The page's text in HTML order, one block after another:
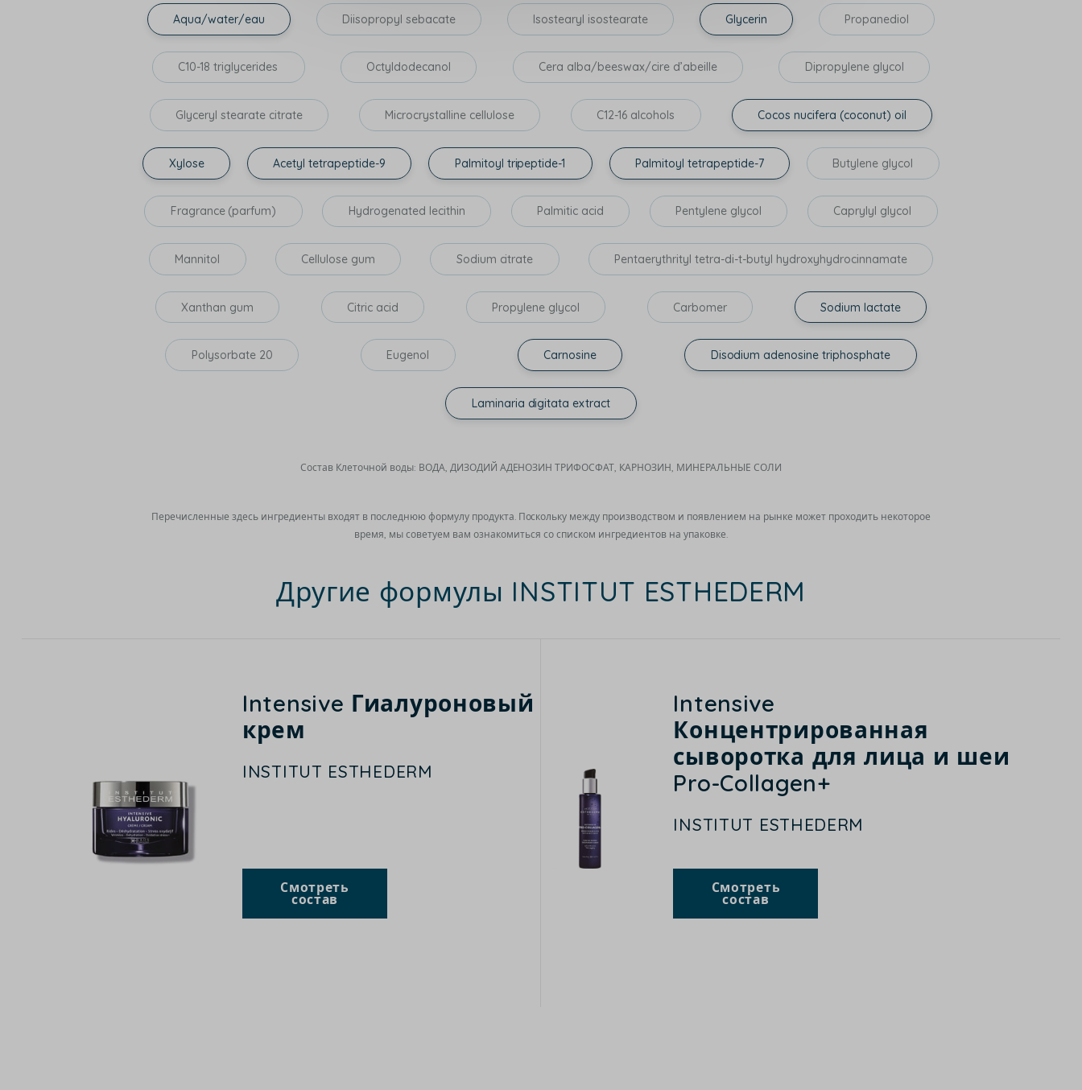
Aqua/water/eau Diisopropyl sebacate Isostearyl isostearate Glycerin Propanediol
C10-18 triglycerides Octyldodecanol Cera alba/beeswax/cire d’abeille Dipropylene glycol
Glyceryl stearate citrate Microcrystalline cellulose C12-16 alcohols Cocos nucifera (coconut) oil
Xylose Acetyl tetrapeptide-9 Palmitoyl tripeptide-1 Palmitoyl tetrapeptide-7 Butylene glycol
Fragrance (parfum) Hydrogenated lecithin Palmitic acid Pentylene glycol Caprylyl glycol
Mannitol Cellulose gum Sodium citrate Pentaerythrityl tetra-di-t-butyl hydroxyhydrocinnamate
Xanthan gum Citric acid Propylene glycol Carbomer Sodium lactate
Polysorbate 20 Eugenol Carnosine Disodium adenosine triphosphate
Laminaria digitata extract
Состав Клеточной воды: ВОДА, ДИЗОДИЙ АДЕНОЗИН ТРИФОСФАТ, КАРНОЗИН, МИНЕРАЛЬНЫЕ СОЛИ
Перечисленные здесь ингредиенты входят в последнюю формулу продукта. Поскольку между производством и появлением на рынке может проходить некоторое
время, мы советуем вам ознакомиться со списком ингредиентов на упаковке.
Другие формулы INSTITUT ESTHEDERM
Intensive Гиалуроновый
крем
INSTITUT ESTHEDERM
Смотреть
состав
Intensive
Концентрированная
сыворотка для лица и шеи
Pro-Collagen+
INSTITUT ESTHEDERM
Смотреть
состав